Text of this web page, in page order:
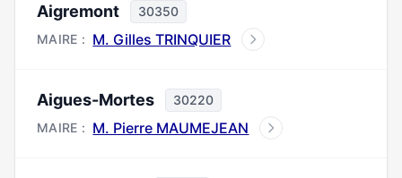
Aigremont
30350
MAIRE : M. Gilles TRINQUIER
Aigues-Mortes
30220
MAIRE : M. Pierre MAUMEJEAN